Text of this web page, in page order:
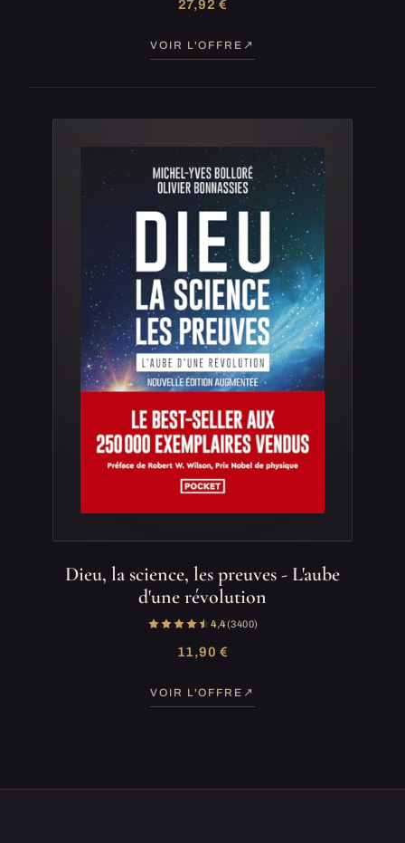
27,92 €
VOIR L'OFFRE
Dieu, la science, les preuves - L'aube
d'une révolution
4,4(3 400)
11,90 €
VOIR L'OFFRE